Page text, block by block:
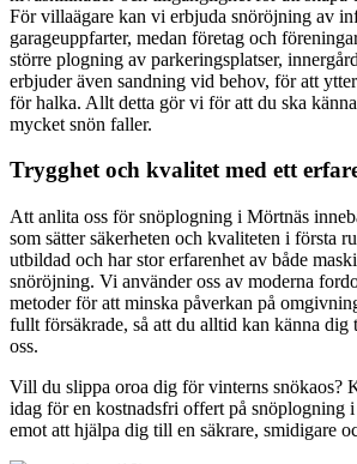
För villaägare kan vi erbjuda snöröjning av
garageuppfarter, medan företag och
större plogning av parkeringsplatser,
erbjuder även sandning vid behov, för att
för halka. Allt detta gör vi för att du ska
mycket snön faller.
Trygghet och kvalitet med ett
Att anlita oss för snöplogning i Mörtnäs
som sätter säkerheten och kvaliteten i första
utbildad och har stor erfarenhet av både
snöröjning. Vi använder oss av moderna
metoder för att minska påverkan på
fullt försäkrade, så att du alltid kan känna dig
oss.
Vill du slippa oroa dig för vinterns snökaos?
idag för en kostnadsfri offert på snöplogning
emot att hjälpa dig till en säkrare, smidigare